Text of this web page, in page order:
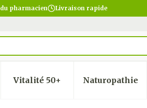
pharmacien Livraison rapide
soins et hygiène
la catégorie Régime,
sous-menu pour la catégorie
Vitalité 50+Afficher le sous-menu
Naturopathie
Afficher